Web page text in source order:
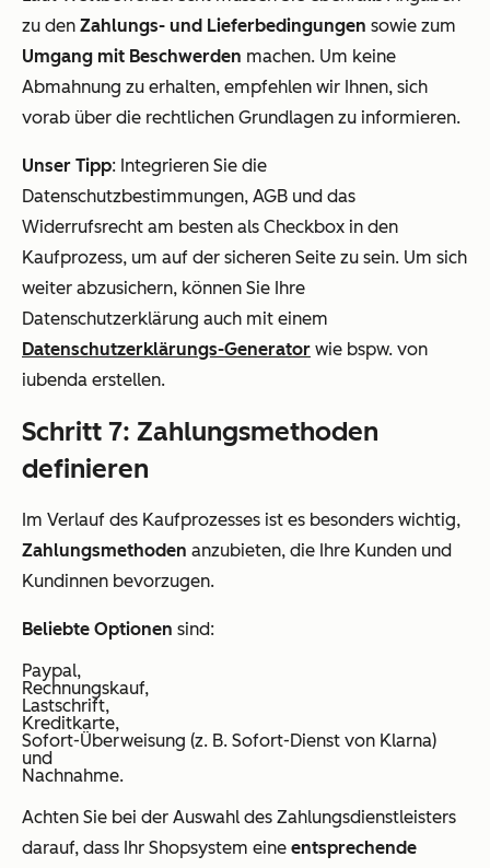
zu den Zahlungs- und Lieferbedingungen sowie zum
Umgang mit Beschwerden machen. Um keine
Abmahnung zu erhalten, empfehlen wir Ihnen, sich
vorab über die rechtlichen Grundlagen zu informieren.
Unser Tipp: Integrieren Sie die
Datenschutzbestimmungen, AGB und das
Widerrufsrecht am besten als Checkbox in den
Kaufprozess, um auf der sicheren Seite zu sein. Um sich
weiter abzusichern, können Sie Ihre
Datenschutzerklärung auch mit einem
Datenschutzerklärungs-Generator wie bspw. von
iubenda erstellen.
Schritt 7: Zahlungsmethoden
definieren
Im Verlauf des Kaufprozesses ist es besonders wichtig,
Zahlungsmethoden anzubieten, die Ihre Kunden und
Kundinnen bevorzugen.
Beliebte Optionen sind:
Paypal,
Rechnungskauf,
Lastschrift,
Kreditkarte,
Sofort-Überweisung (z. B. Sofort-Dienst von Klarna)
und
Nachnahme.
Achten Sie bei der Auswahl des Zahlungsdienstleisters
darauf, dass Ihr Shopsystem eine entsprechende